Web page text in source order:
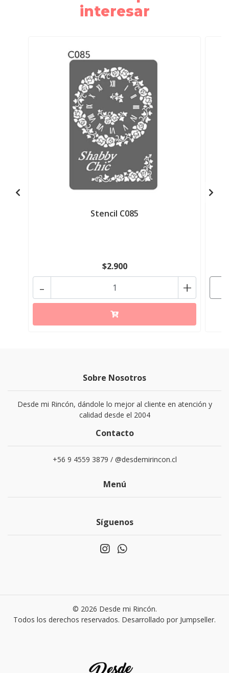
interesar
Stencil C085
$2.900
+
-
Sobre Nosotros
Desde mi Rincón, dándole lo mejor al cliente en atención y
calidad desde el 2004
Contacto
+56 9 4559 3879 / @desdemirincon.cl
Menú
Síguenos
© 2026 Desde mi Rincón.
Todos los derechos reservados. Desarrollado por Jumpseller.